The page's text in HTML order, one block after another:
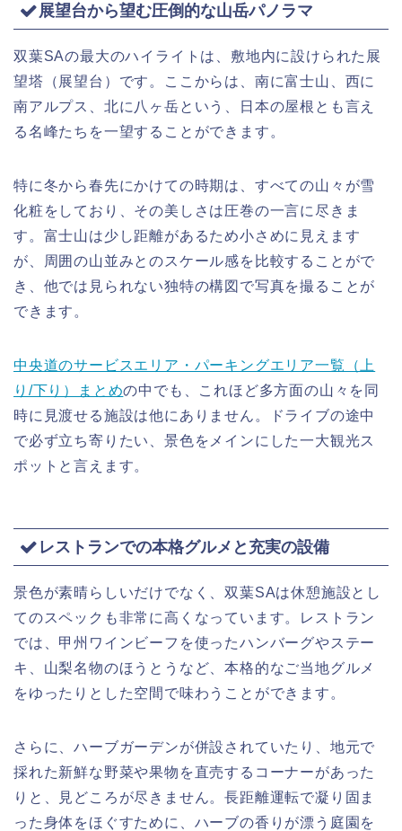
展望台から望む圧倒的な山岳パノラマ
双葉SAの最大のハイライトは、敷地内に設けられた展
望塔（展望台）です。ここからは、南に富士山、西に
南アルプス、北に八ヶ岳という、日本の屋根とも言え
る名峰たちを一望することができます。
特に冬から春先にかけての時期は、すべての山々が雪
化粧をしており、その美しさは圧巻の一言に尽きま
す。富士山は少し距離があるため小さめに見えます
が、周囲の山並みとのスケール感を比較することがで
き、他では見られない独特の構図で写真を撮ることが
できます。
中央道のサービスエリア・パーキングエリア一覧（上
り/下り）まとめの中でも、これほど多方面の山々を同
時に見渡せる施設は他にありません。ドライブの途中
で必ず立ち寄りたい、景色をメインにした一大観光ス
ポットと言えます。
レストランでの本格グルメと充実の設備
景色が素晴らしいだけでなく、双葉SAは休憩施設とし
てのスペックも非常に高くなっています。レストラン
では、甲州ワインビーフを使ったハンバーグやステー
キ、山梨名物のほうとうなど、本格的なご当地グルメ
をゆったりとした空間で味わうことができます。
さらに、ハーブガーデンが併設されていたり、地元で
採れた新鮮な野菜や果物を直売するコーナーがあった
りと、見どころが尽きません。長距離運転で凝り固ま
った身体をほぐすために、ハーブの香りが漂う庭園を